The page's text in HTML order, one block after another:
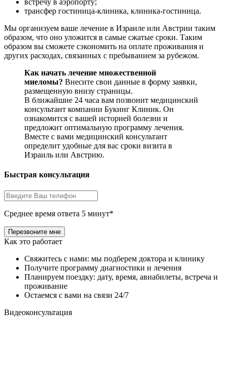
встречу в аэропорту;
трансфер гостиница-клиника, клиника-гостиница.
Мы организуем ваше лечение в Израиле или Австрии таким
образом, что оно уложится в самые сжатые сроки. Таким
образом вы сможете сэкономить на оплате проживания и
других расходах, связанных с пребыванием за рубежом.
Как начать лечение множественной
миеломы? Внесите свои данные в форму заявки,
размещенную внизу страницы.
В ближайшие 24 часа вам позвонит медицинский
консультант компании Букинг Клиник. Он
ознакомится с вашей историей болезни и
предложит оптимальную программу лечения.
Вместе с вами медицинский консультант
определит удобные для вас сроки визита в
Израиль или Австрию.
Быстрая консультация
Среднее время ответа 5 минут*
Как это работает
Свяжитесь с нами: мы подберем доктора и клинику
Получите программу диагностики и лечения
Планируем поездку: дату, время, авиабилеты, встреча и
проживание
Остаемся с вами на связи 24/7
Видеоконсультация